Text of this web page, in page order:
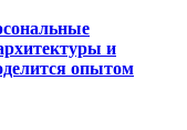
и
опытом